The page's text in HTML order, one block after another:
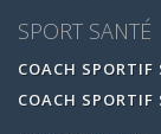
SPORT SANTÉ
COACH SPORTIF
COACH SPORTIF